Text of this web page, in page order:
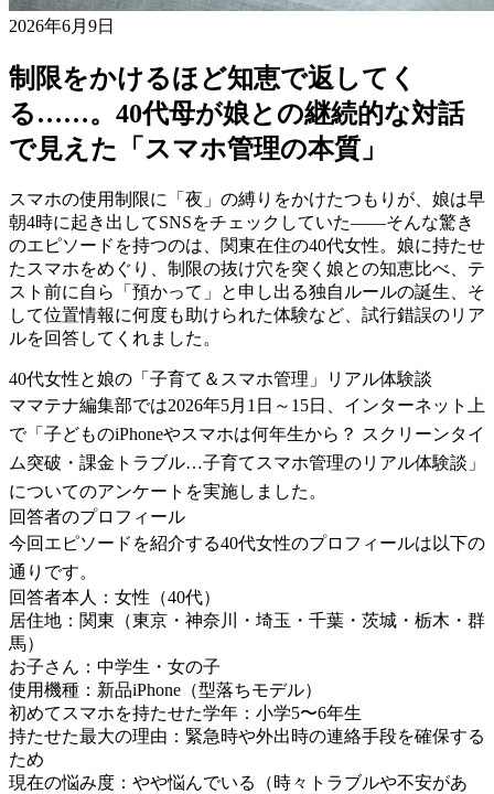
2026年6月9日
制限をかけるほど知恵で返してく
る……。40代母が娘との継続的な対話
で見えた「スマホ管理の本質」
スマホの使用制限に「夜」の縛りをかけたつもりが、娘は早
朝4時に起き出してSNSをチェックしていた——そんな驚き
のエピソードを持つのは、関東在住の40代女性。娘に持たせ
たスマホをめぐり、制限の抜け穴を突く娘との知恵比べ、テ
スト前に自ら「預かって」と申し出る独自ルールの誕生、そ
して位置情報に何度も助けられた体験など、試行錯誤のリア
ルを回答してくれました。
40代女性と娘の「子育て＆スマホ管理」リアル体験談
ママテナ編集部では2026年5月1日～15日、インターネット上
で「子どものiPhoneやスマホは何年生から？ スクリーンタイ
ム突破・課金トラブル…子育てスマホ管理のリアル体験談」
についてのアンケートを実施しました。
回答者のプロフィール
今回エピソードを紹介する40代女性のプロフィールは以下の
通りです。
回答者本人：女性（40代）
居住地：関東（東京・神奈川・埼玉・千葉・茨城・栃木・群
馬）
お子さん：中学生・女の子
使用機種：新品iPhone（型落ちモデル）
初めてスマホを持たせた学年：小学5〜6年生
持たせた最大の理由：緊急時や外出時の連絡手段を確保する
ため
現在の悩み度：やや悩んでいる（時々トラブルや不安があ